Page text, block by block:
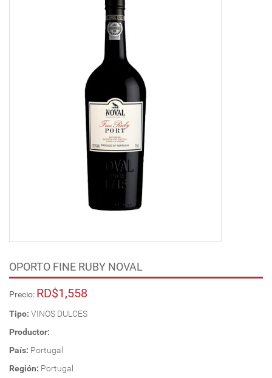
OPORTO FINE RUBY NOVAL
Precio: RD$1,558
Tipo: VINOS DULCES
Productor:
País: Portugal
Región: Portugal